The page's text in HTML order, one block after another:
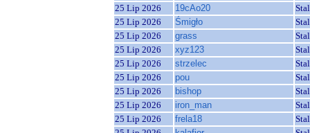
25 Lip 2026
19cAo20
25 Lip 2026
Śmigło
25 Lip 2026
grass
25 Lip 2026
xyz123
25 Lip 2026
strzelec
25 Lip 2026
pou
25 Lip 2026
bishop
25 Lip 2026
iron_man
25 Lip 2026
frela18